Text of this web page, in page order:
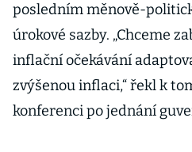
posledním měnově-
úrokové sazby. „Chceme
inflační očekávání
zvýšenou inflaci,“ řekl k
konferenci po jednání